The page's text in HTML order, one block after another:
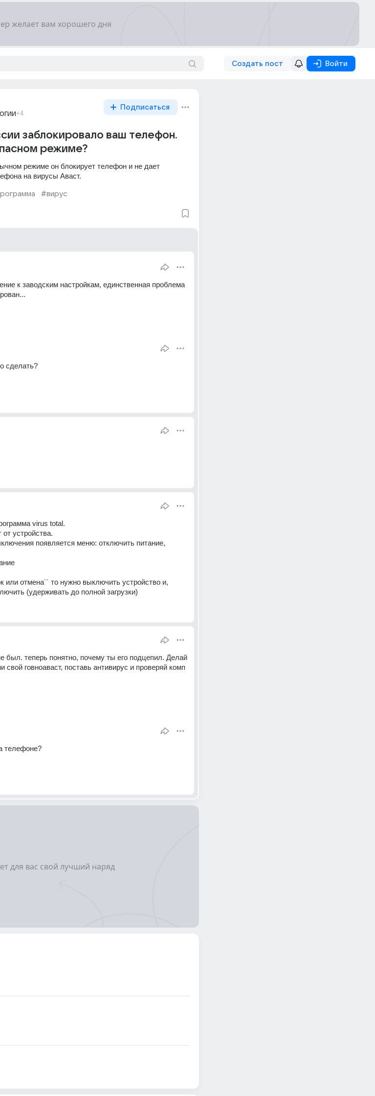
Создать пост Войти
+4
Подписаться
заблокировало ваш телефон.
режиме?
режиме он блокирует телефон и не дает
на вирусы Аваст.
#вирус
к заводским настройкам, единственная проблема
сделать?
virus total.
устройства.
появляется меню: отключить питание,
или отмена´´ то нужно выключить устройство и,
(удерживать до полной загрузки)
был. теперь понятно, почему ты его подцепил. Делай
говноаваст, поставь антивирус и проверяй комп
телефоне?